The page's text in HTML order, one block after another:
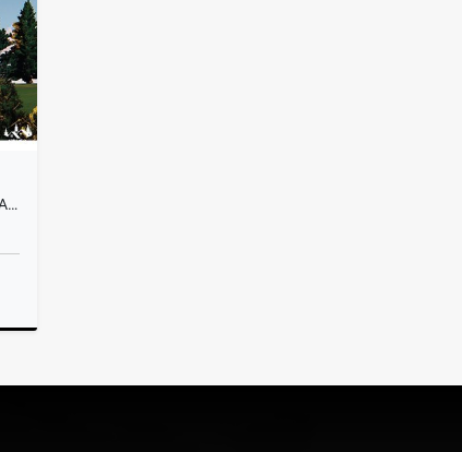
VENTA LOTE CAMPESTRE#58 CERCA A MEDELLÍN, VISTA PANORÁMICA SIN PEAJE